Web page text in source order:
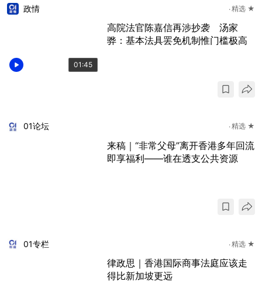
01:45
政情 精选 ★
高院法官陈嘉信再涉抄袭 汤家
骅：基本法具罢免机制惟门槛极高
01论坛 精选 ★
来稿｜“非常父母”离开香港多年回流
即享福利——谁在透支公共资源
01专栏 精选 ★
律政思｜香港国际商事法庭应该走
得比新加坡更远